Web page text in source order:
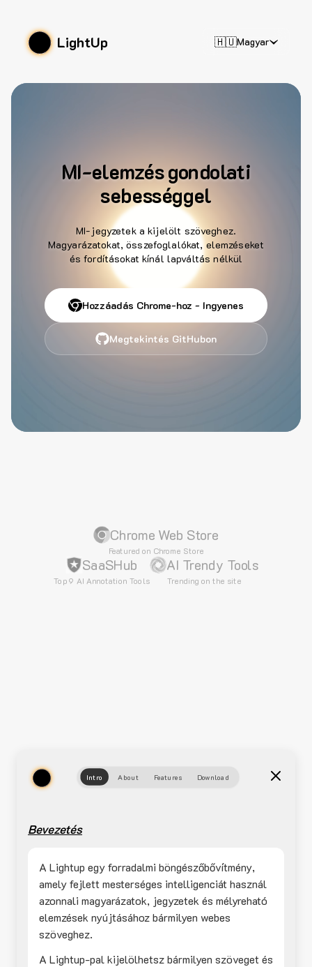
LightUp 🇭🇺Magyar
MI-elemzés gondolati
sebességgel
MI-jegyzetek a kijelölt szöveghez.
Magyarázatokat, összefoglalókat, elemzéseket
és fordításokat kínál lapváltás nélkül
Hozzáadás Chrome-hoz - Ingyenes
Megtekintés GitHubon
Chrome Web Store
Featured on Chrome Store
SaaSHub
Top 9 AI Annotation Tools
AI Trendy Tools
Trending on the site
Intro About Features Download
Bevezetés
A Lightup egy forradalmi böngészőbővítmény,
amely fejlett mesterséges intelligenciát használ
azonnali magyarázatok, jegyzetek és mélyreható
elemzések nyújtásához bármilyen webes
szöveghez.
A Lightup-pal kijelölhetsz bármilyen szöveget és